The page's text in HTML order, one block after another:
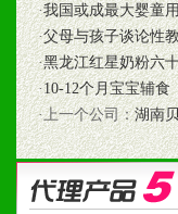
时收编
七、招
1、认同
·我国或成最大婴童
·父母与孩子谈论性
·黑龙江红星奶粉六
·10-12个月宝宝辅食
·上一个公司：湖南